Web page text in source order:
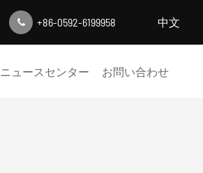
+86-0592-6199958 中文
ニュースセンター お問い合わせ